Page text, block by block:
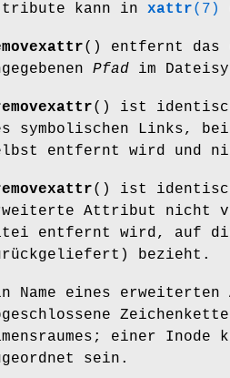
kann in xattr(7)
() entfernt das
Pfad im
() ist
symbolischen Links,
entfernt wird und
() ist
Attribut nicht
entfernt wird, auf
bezieht.
Name eines
einer Inode
sein.